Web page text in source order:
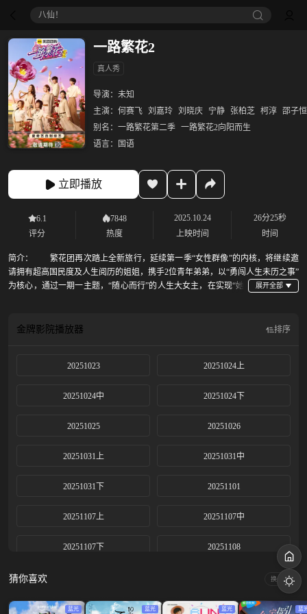
八仙！
一路繁花2
真人秀
导演： 未知
主演： 何赛飞 刘嘉玲 刘晓庆 宁静 张柏芝 柯淳 邵子恒
别名： 一路繁花第二季 一路繁花2向阳而生
语言：
国语
立即播放
6.1
评分
7848
热度
2025.10.24
上映时间
26分25秒
时间
简介：
繁花团再次踏上全新旅行，延续第一季“女性群像”的内核，将继续邀
请拥有超高国民度及人生阅历的姐姐，携手2位青年弟弟，以“勇闯人生未历之事”
为核心，通过一期一主题，“随心而行”的人生大女主，在实现“她”
金牌影院播放器 排序
20251023 20251024上
20251024中 20251024下
20251025 20251026
20251031上 20251031中
20251031下 20251101
20251107上 20251107中
20251107下 20251108
20251114下 20251115
猜你喜欢 换一换
蓝光 蓝光 蓝光 蓝